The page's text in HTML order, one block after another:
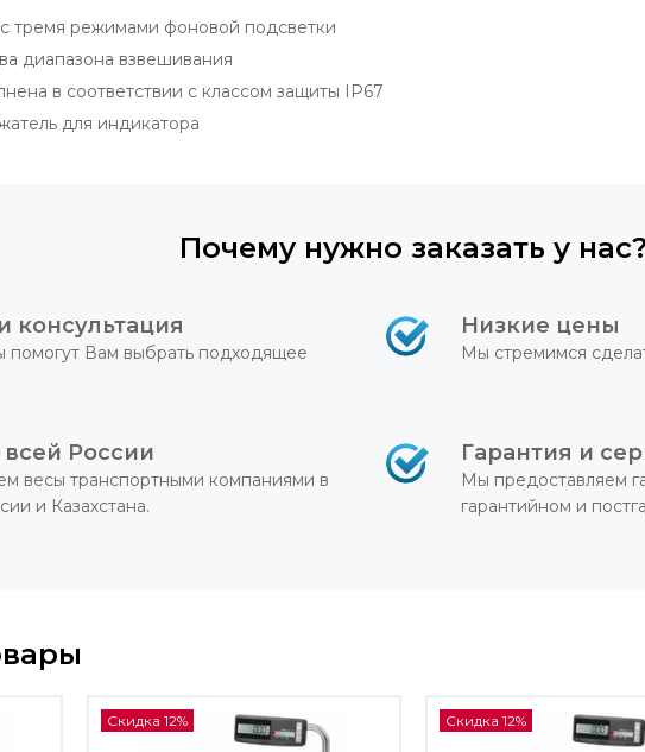
тремя режимами фоновой подсветки
диапазона взвешивания
в соответствии с классом защиты IP67
для индикатора
Почему нужно заказать у нас?
консультация
Вам выбрать подходящее
Низкие цены
Мы стремимся
России
весы транспортными компаниями в
и Казахстана.
Гарантия и
Мы предоставляем
гарантийном и
Скидка 12% Скидка 12%